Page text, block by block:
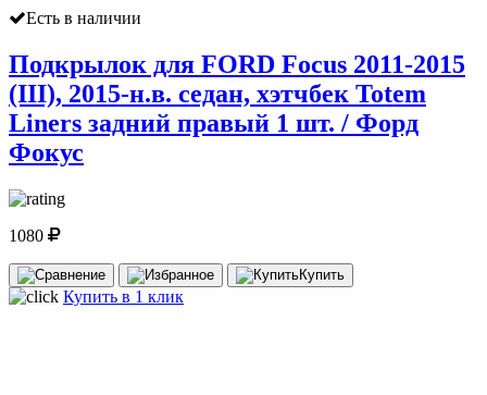
Есть в наличии
Подкрылок для FORD Focus 2011-2015
(III), 2015-н.в. седан, хэтчбек Totem
Liners задний правый 1 шт. / Форд
Фокус
1080
Купить
Купить в 1 клик